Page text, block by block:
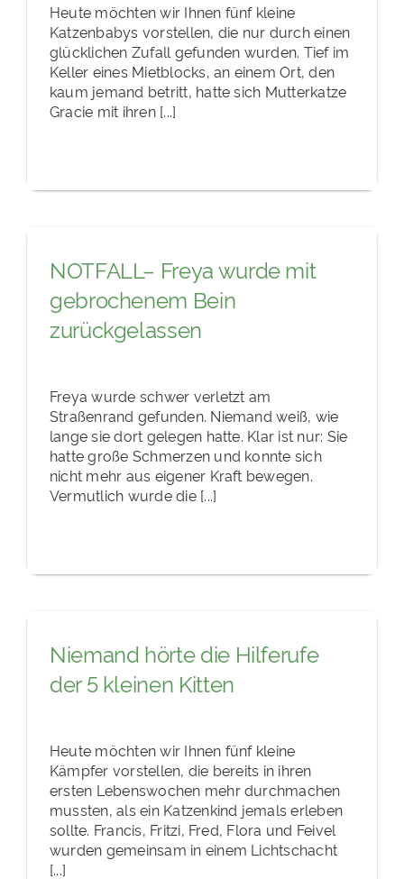
Heute möchten wir Ihnen fünf kleine
Katzenbabys vorstellen, die nur durch einen
glücklichen Zufall gefunden wurden. Tief im
Keller eines Mietblocks, an einem Ort, den
kaum jemand betritt, hatte sich Mutterkatze
Gracie mit ihren [...]
NOTFALL– Freya wurde mit
gebrochenem Bein
zurückgelassen
Freya wurde schwer verletzt am
Straßenrand gefunden. Niemand weiß, wie
lange sie dort gelegen hatte. Klar ist nur: Sie
hatte große Schmerzen und konnte sich
nicht mehr aus eigener Kraft bewegen.
Vermutlich wurde die [...]
Niemand hörte die Hilferufe
der 5 kleinen Kitten
Heute möchten wir Ihnen fünf kleine
Kämpfer vorstellen, die bereits in ihren
ersten Lebenswochen mehr durchmachen
mussten, als ein Katzenkind jemals erleben
sollte. Francis, Fritzi, Fred, Flora und Feivel
wurden gemeinsam in einem Lichtschacht
[...]